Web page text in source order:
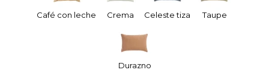
Café con leche Crema Celeste tiza Taupe
Durazno